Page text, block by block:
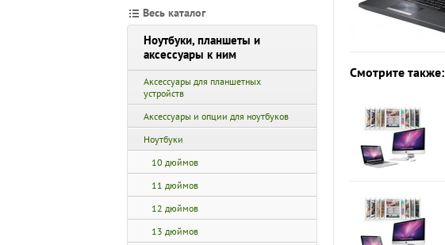
Весь каталог
Ноутбуки, планшеты и
аксессуары к ним
Аксессуары для планшетных
устройств
Аксессуары и опции для ноутбуков
Ноутбуки
10 дюймов
11 дюймов
12 дюймов
13 дюймов
Смотрите также: